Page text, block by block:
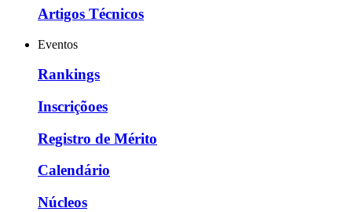
Artigos Técnicos
Eventos
Rankings
Inscriçõoes
Registro de Mérito
Calendário
Núcleos